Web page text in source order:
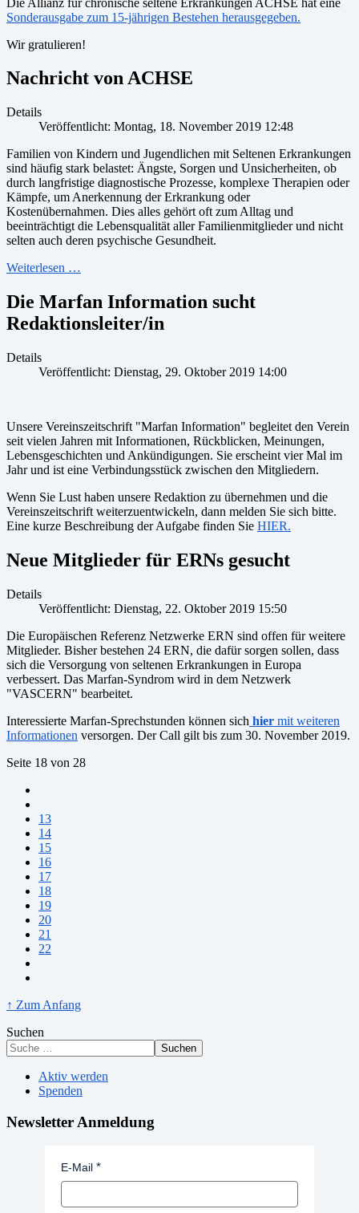
Sonderausgabe zum 15-jährigen Bestehen herausgegeben.
Wir gratulieren!
Nachricht von ACHSE
Details
Veröffentlicht: Montag, 18. November 2019 12:48
Familien von Kindern und Jugendlichen mit Seltenen Erkrankungen
sind häufig stark belastet: Ängste, Sorgen und Unsicherheiten, ob
durch langfristige diagnostische Prozesse, komplexe Therapien oder
Kämpfe, um Anerkennung der Erkrankung oder
Kostenübernahmen. Dies alles gehört oft zum Alltag und
beeinträchtigt die Lebensqualität aller Familienmitglieder und nicht
selten auch deren psychische Gesundheit.
Weiterlesen …
Die Marfan Information sucht
Redaktionsleiter/in
Details
Veröffentlicht: Dienstag, 29. Oktober 2019 14:00
Unsere Vereinszeitschrift "Marfan Information" begleitet den Verein
seit vielen Jahren mit Informationen, Rückblicken, Meinungen,
Lebensgeschichten und Ankündigungen. Sie erscheint vier Mal im
Jahr und ist eine Verbindungsstück zwischen den Mitgliedern.
Wenn Sie Lust haben unsere Redaktion zu übernehmen und die
Vereinszeitschrift weiterzuentwickeln, dann melden Sie sich bitte.
Eine kurze Beschreibung der Aufgabe finden Sie HIER.
Neue Mitglieder für ERNs gesucht
Details
Veröffentlicht: Dienstag, 22. Oktober 2019 15:50
Die Europäischen Referenz Netzwerke ERN sind offen für weitere
Mitglieder. Bisher bestehen 24 ERN, die dafür sorgen sollen, dass
sich die Versorgung von seltenen Erkrankungen in Europa
verbessert. Das Marfan-Syndrom wird in dem Netzwerk
"VASCERN" bearbeitet.
Interessierte Marfan-Sprechstunden können sich hier mit weiteren
Informationen versorgen. Der Call gilt bis zum 30. November 2019.
Seite 18 von 28
13
14
15
16
17
18
19
20
21
22
↑ Zum Anfang
Suchen
Suchen
Aktiv werden
Spenden
Newsletter Anmeldung
E-Mail